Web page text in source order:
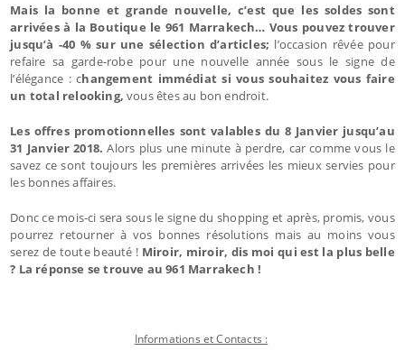
Mais la bonne et grande nouvelle, c’est que les soldes sont
arrivées à la Boutique le 961 Marrakech… Vous pouvez trouver
jusqu’à -40 % sur une sélection d’articles; l’occasion rêvée pour
refaire sa garde-robe pour une nouvelle année sous le signe de
l’élégance : changement immédiat si vous souhaitez vous faire
un total relooking,vous êtes au bon endroit.
Les offres promotionnelles sont valables du 8 Janvier jusqu’au
31 Janvier 2018.Alors plus une minute à perdre, car comme vous le
savez ce sont toujours les premières arrivées les mieux servies pour
les bonnes affaires.
Donc ce mois-ci sera sous le signe du shopping et après, promis, vous
pourrez retourner à vos bonnes résolutions mais au moins vous
serez de toute beauté ! Miroir, miroir, dis moi qui est la plus belle
? La réponse se trouve au 961 Marrakech !
Informations et Contacts :